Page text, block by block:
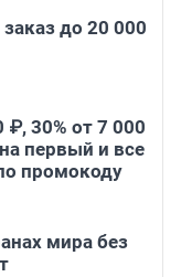
до 20 000
₽, 30% от 7 000
первый и все
промокоду
мира без